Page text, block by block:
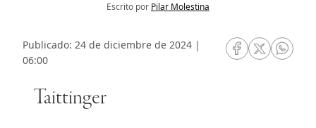
Escrito por Pilar Molestina
Publicado: 24 de diciembre de 2024 |
06:00
RRSS Facebook
RRSSRRSS
Taittinger